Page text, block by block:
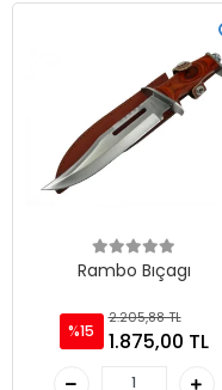
Rambo Bıçagı
%15
2.205,88 TL
1.875,00 TL